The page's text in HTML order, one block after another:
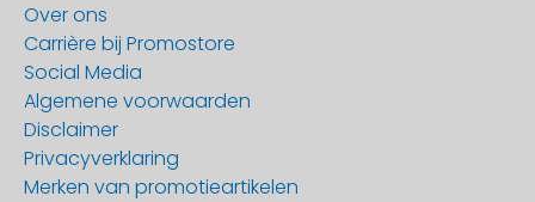
Over ons
Carrière bij Promostore
Social Media
Algemene voorwaarden
Disclaimer
Privacyverklaring
Merken van promotieartikelen